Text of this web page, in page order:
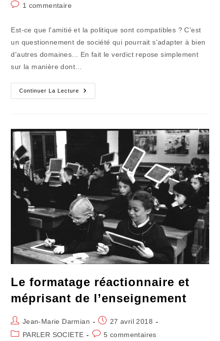
publication :
category:
Commentaires
publication :
1 commentaire
Est-ce que l'amitié et la politique sont compatibles ? C'est
un questionnement de société qui pourrait s'adapter à bien
d'autres domaines... En fait le verdict repose simplement
sur la manière dont…
Continuer La Lecture
L’amitié
Et
Sociale
Le formatage réactionnaire et
méprisant de l’enseignement
Auteur/autrice
de
Jean-Marie Darmian
Publication
publiée :
27 avril 2018
PostPARLER SOCIETE
Commentaires
5 commentaires